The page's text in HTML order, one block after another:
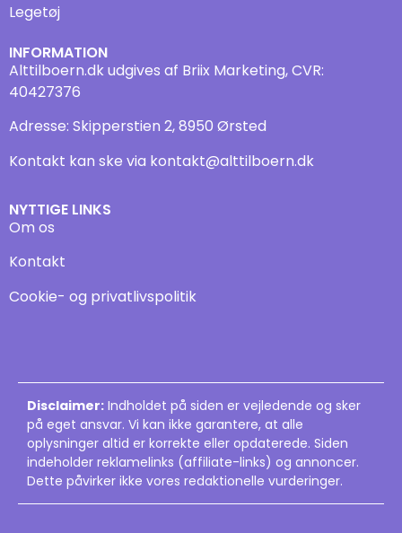
Legetøj
INFORMATION
Alttilboern.dk udgives af Briix Marketing, CVR:
40427376
Adresse: Skipperstien 2, 8950 Ørsted
Kontakt kan ske via kontakt@alttilboern.dk
NYTTIGE LINKS
Om os
Kontakt
Cookie- og privatlivspolitik
Disclaimer: Indholdet på siden er vejledende og sker
på eget ansvar. Vi kan ikke garantere, at alle
oplysninger altid er korrekte eller opdaterede. Siden
indeholder reklamelinks (affiliate-links) og annoncer.
Dette påvirker ikke vores redaktionelle vurderinger.